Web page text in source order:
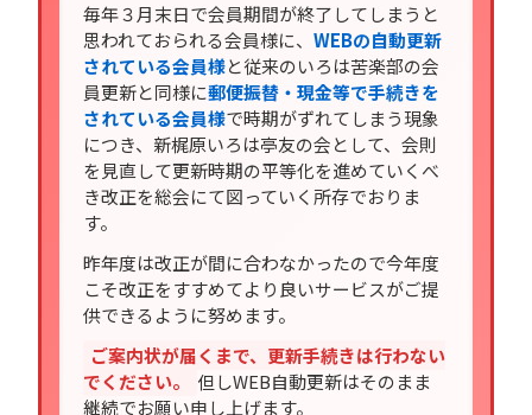
毎年３月末日で会員期間が終了してしまうと
思われておられる会員様に、WEBの自動更新
されている会員様と従来のいろは苦楽部の会
員更新と同様に郵便振替・現金等で手続きを
されている会員様で時期がずれてしまう現象
につき、新梶原いろは亭友の会として、会則
を見直して更新時期の平等化を進めていくべ
き改正を総会にて図っていく所存でおりま
す。
昨年度は改正が間に合わなかったので今年度
こそ改正をすすめてより良いサービスがご提
供できるように努めます。
ご案内状が届くまで、更新手続きは行わない
でください。
但しWEB自動更新はそのまま
継続でお願い申し上げます。